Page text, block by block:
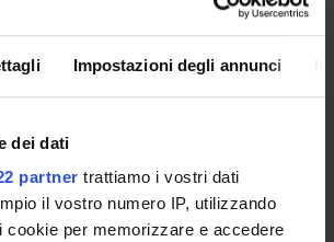
Impostazioni degli annunci
dei dati
partner trattiamo i vostri dati
il vostro numero IP, utilizzando
cookie per memorizzare e accedere
più usati • Cenni su farmaci
in laboratorio.
GENERALE
Farmacodinamica Interazione farmaco
efficacia farmacologica,